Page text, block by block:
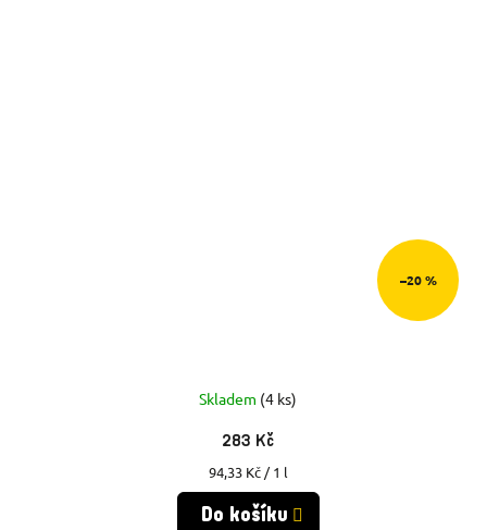
–20 %
Skladem (4 ks)
283 Kč
Měrná
cena:
94,33 Kč / 1 l
Do košíku